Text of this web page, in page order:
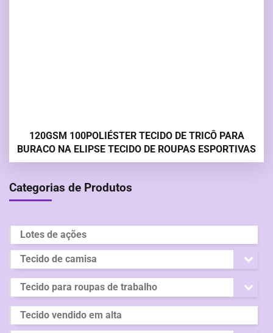
120GSM 100POLIÉSTER TECIDO DE TRICÔ PARA
BURACO NA ELIPSE TECIDO DE ROUPAS ESPORTIVAS
Categorias de Produtos
Lotes de ações
Tecido de camisa
Tecido para roupas de trabalho
Tecido vendido em alta